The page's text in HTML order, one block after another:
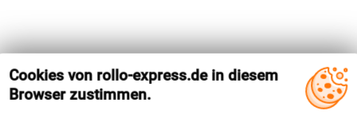
Cookies von rollo-express.de in diesem
Browser zustimmen.